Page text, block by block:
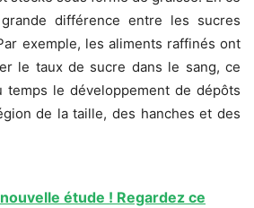
différence entre les sucres
exemple, les aliments raffinés ont
le taux de sucre dans le sang, ce
le développement de dépôts
de la taille, des hanches et des
étude ! Regardez ce